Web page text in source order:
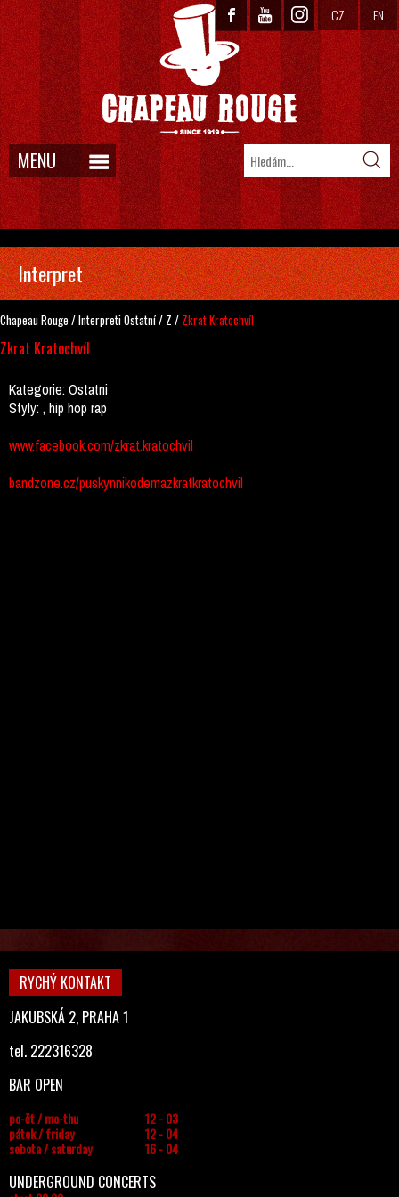
CZ EN
MENU
Interpret
Chapeau Rouge /InterpretiOstatní/ Z / Zkrat Kratochvíl
Zkrat Kratochvíl
Kategorie:Ostatni
Styly:, hip hop rap
www.facebook.com/zkrat.kratochvil
bandzone.cz/puskynnikodemazkratkratochvil
RYCHÝ KONTAKT
JAKUBSKÁ 2, PRAHA 1
tel. 222316328
BAR OPEN
po-čt / mo-thu
12 - 03
pátek / friday
12 - 04
sobota / saturday
16 - 04
UNDERGROUND CONCERTS